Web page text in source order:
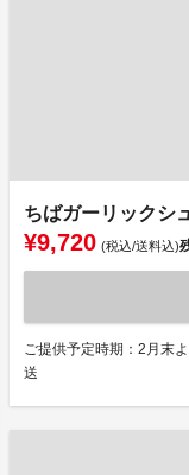
ちばガーリックシ
¥9,720 (税込/送料込)
ご提供予定時期：2月末
送